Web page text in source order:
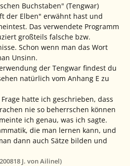
Buchstaben" (Tengwar)
der Elben" erwähnt hast und
Das verwendete Programm
großteils falsche bzw.
Schon wenn man das Wort
Unsinn.
der Tengwar findest du
natürlich vom Anhang E zu
hatte ich geschrieben, dass
nie so beherrschen können
ich genau, was ich sagte.
die man lernen kann, und
dann auch Sätze bilden und
18 J. von Ailinel)